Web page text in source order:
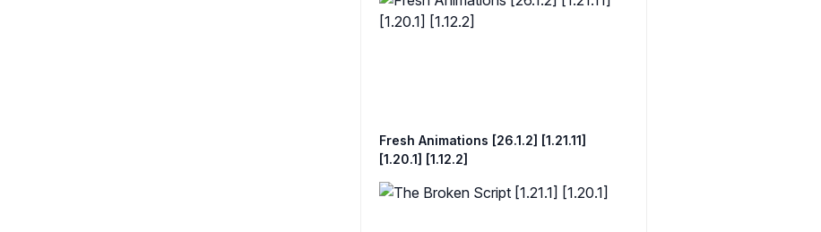
Fresh Animations [26.1.2] [1.21.11]
[1.20.1] [1.12.2]